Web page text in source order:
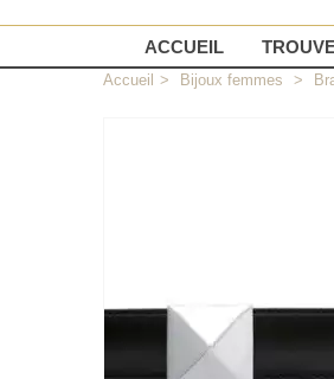
ACCUEIL
Accueil > Bijoux femmes >